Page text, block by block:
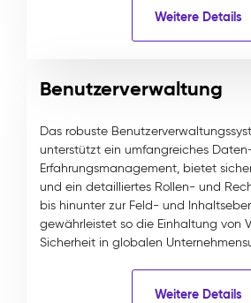
Weitere Details
Benutzerverwaltung
Das robuste
unterstützt ein umfangreiches
Erfahrungsmanagement, bietet
und ein detailliertes Rollen- und
bis hinunter zur Feld- und
gewährleistet so die Einhaltung von
Sicherheit in globalen
Weitere Details